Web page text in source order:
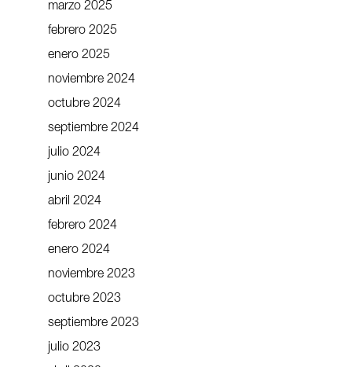
marzo 2025
febrero 2025
enero 2025
noviembre 2024
octubre 2024
septiembre 2024
julio 2024
junio 2024
abril 2024
febrero 2024
enero 2024
noviembre 2023
octubre 2023
septiembre 2023
julio 2023